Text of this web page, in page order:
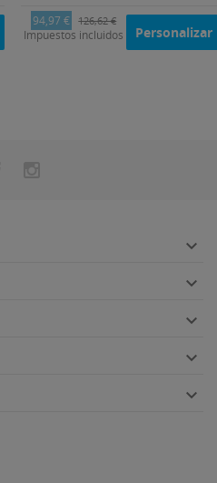
94,97 € 126,62 €
Impuestos incluidos Personalizar




